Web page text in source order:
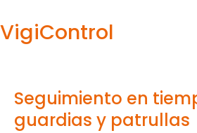
VigiControl
Seguimiento en
guardias y patrullas